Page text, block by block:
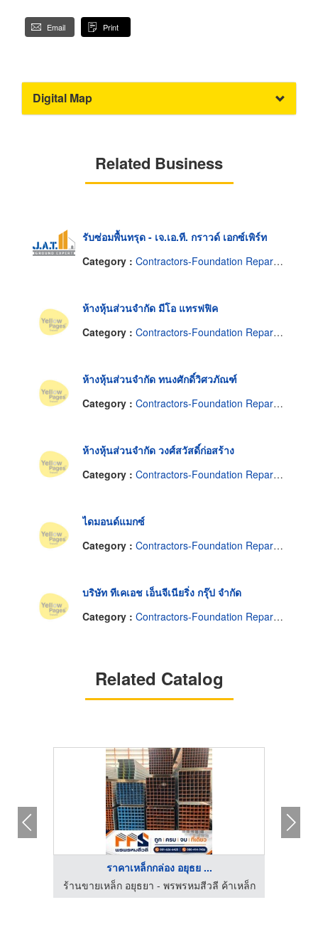
Email Print
Digital Map
Related Business
รับซ่อมพื้นทรุด - เจ.เอ.ที. กราวด์ เอกซ์เพิร์ท
Category : Contractors-Foundation Reparing
ห้างหุ้นส่วนจำกัด มีโอ แทรฟฟิค
Category : Contractors-Foundation Reparing
ห้างหุ้นส่วนจำกัด ทนงศักดิ์วิศวภัณฑ์
Category : Contractors-Foundation Reparing
ห้างหุ้นส่วนจำกัด วงศ์สวัสดิ์ก่อสร้าง
Category : Contractors-Foundation Reparing
ไดมอนด์แมกซ์
Category : Contractors-Foundation Reparing
บริษัท ทีเคเอช เอ็นจีเนียริ่ง กรุ๊ป จำกัด
Category : Contractors-Foundation Reparing
Related Catalog
ราคาเหล็กกล่อง อยุธย ...
ร้านขายเหล็ก อยุธยา - พรพรหมสีวลี ค้าเหล็ก